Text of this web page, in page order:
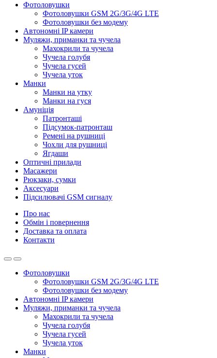
Фотоловушки
Фотоловушки GSM 2G/3G/4G LTE
Фотоловушки без модему
Автономні IP камери
Муляжи, приманки та чучела
Махокрили та чучела
Чучела голубя
Чучела гусей
Чучела уток
Манки
Манки на утку
Манки на гуся
Амуніція
Патронташі
Підсумок-патронташ
Ремені на рушниці
Чохли для рушниці
Ягдаши
Оптичні прилади
Масажери
Рюкзаки, сумки
Аксесуари
Підсилювачі GSM сигналу
Про нас
Обмін і повернення
Доставка та оплата
Контакти
Фотоловушки
Фотоловушки GSM 2G/3G/4G LTE
Фотоловушки без модему
Автономні IP камери
Муляжи, приманки та чучела
Махокрили та чучела
Чучела голубя
Чучела гусей
Чучела уток
Манки